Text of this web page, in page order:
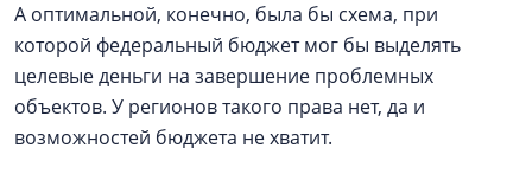
А оптимальной, конечно, была бы схема, при
которой федеральный бюджет мог бы выделять
целевые деньги на завершение проблемных
объектов. У регионов такого права нет, да и
возможностей бюджета не хватит.